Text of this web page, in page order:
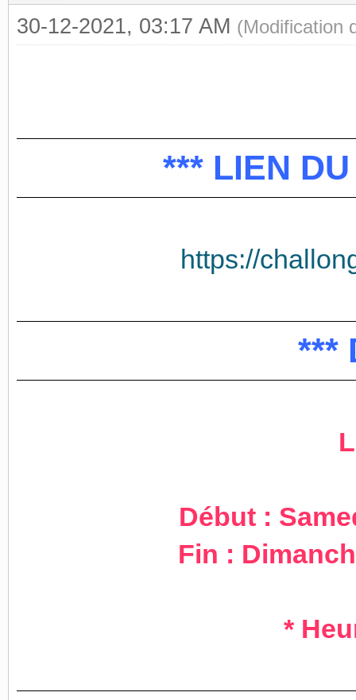
30-12-2021, 03:17 AM (Modification
*** LIEN
https://
***
Début :
Fin :
*